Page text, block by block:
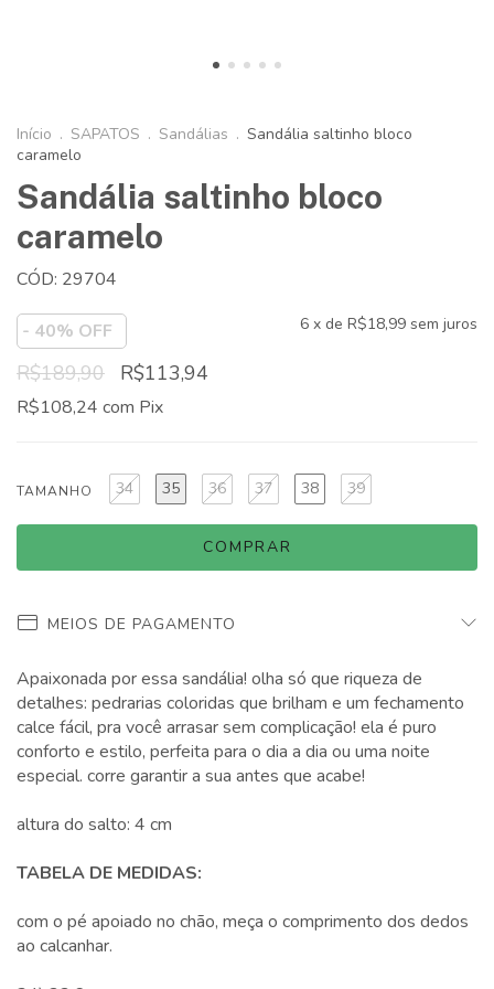
Início . SAPATOS . Sandálias . Sandália saltinho bloco
caramelo
Sandália saltinho bloco
caramelo
CÓD: 29704
- 40% OFF
R$189,90 R$113,94
6 x de R$18,99 sem juros
R$108,24 com Pix
TAMANHO 34 35 36 37 38 39
MEIOS DE PAGAMENTO
Apaixonada por essa sandália! olha só que riqueza de
detalhes: pedrarias coloridas que brilham e um fechamento
calce fácil, pra você arrasar sem complicação! ela é puro
conforto e estilo, perfeita para o dia a dia ou uma noite
especial. corre garantir a sua antes que acabe!
altura do salto: 4 cm
TABELA DE MEDIDAS:
com o pé apoiado no chão, meça o comprimento dos dedos
ao calcanhar.